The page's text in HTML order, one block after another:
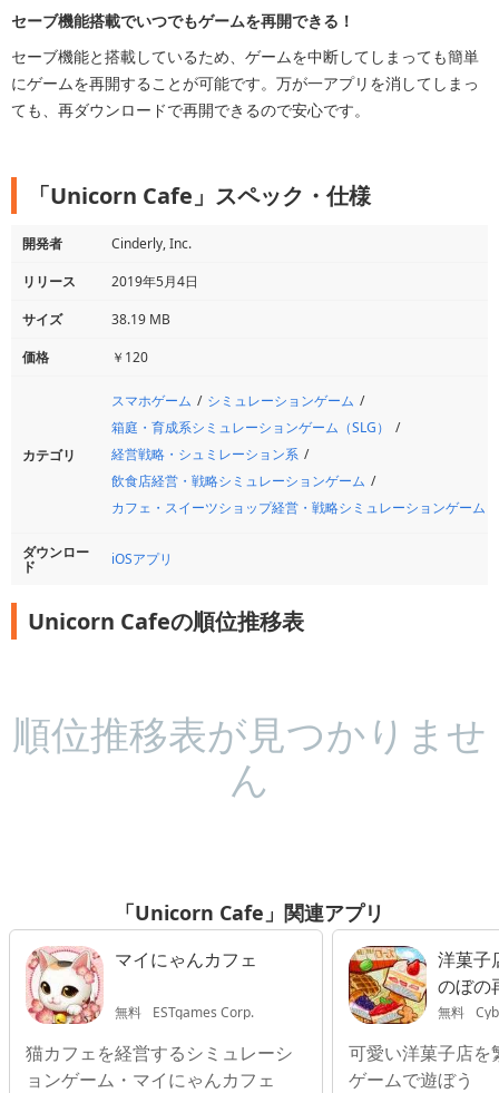
セーブ機能搭載でいつでもゲームを再開できる！
セーブ機能と搭載しているため、ゲームを中断してしまっても簡単
にゲームを再開することが可能です。万が一アプリを消してしまっ
ても、再ダウンロードで再開できるので安心です。
「Unicorn Cafe」スペック・仕様
開発者
Cinderly, Inc.
リリース
2019年5月4日
サイズ
38.19 MB
価格
￥120
カテゴリ
スマホゲーム
シミュレーションゲーム
箱庭・育成系シミュレーションゲーム（SLG）
経営戦略・シュミレーション系
飲食店経営・戦略シミュレーションゲーム
カフェ・スイーツショップ経営・戦略シミュレーションゲーム
ダウンロー
ド iOSアプリ
Unicorn Cafeの順位推移表
順位推移表が見つかりませ
ん
「Unicorn Cafe」関連アプリ
マイにゃんカフェ
無料 ESTgames Corp.
猫カフェを経営するシミュレーシ
ョンゲーム・マイにゃんカフェ
洋菓子
のぼの
無料
可愛い洋菓子店を
ゲームで遊ぼう